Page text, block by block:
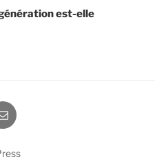
est-elle